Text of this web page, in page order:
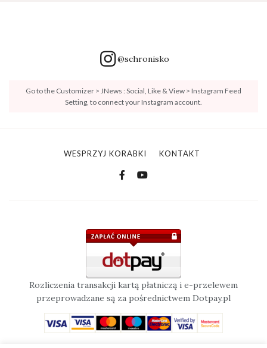
@schronisko
Go to the Customizer > JNews : Social, Like & View > Instagram Feed
Setting, to connect your Instagram account.
WESPRZYJ KORABKI KONTAKT
Rozliczenia transakcji kartą płatniczą i e-przelewem
przeprowadzane są za pośrednictwem Dotpay.pl